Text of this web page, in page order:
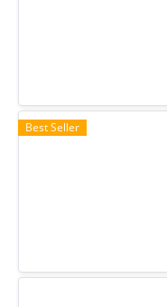
Best Seller